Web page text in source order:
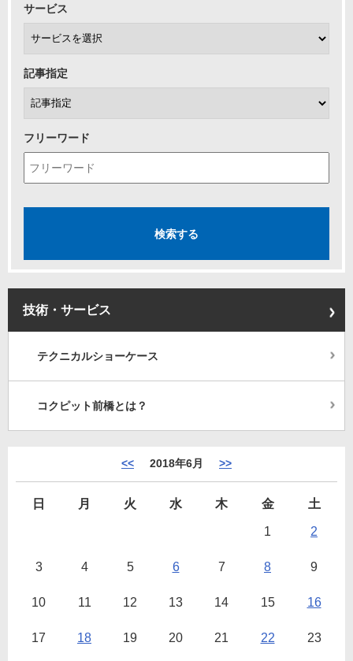
サービス
記事指定
フリーワード
技術・サービス
テクニカルショーケース
コクピット前橋とは？
<< 2018年6月 >>
日 月 火 水 木 金
土
1
2
3 4 5 6 7 8 9
10 11 12 13 14 15 16
17 18 19 20 21 22 23